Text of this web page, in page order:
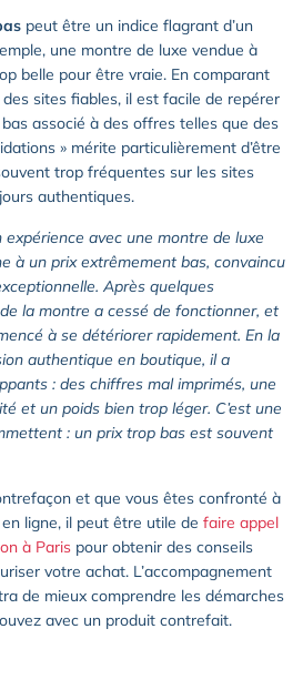
peut être un indice flagrant d’un
une montre de luxe vendue à
belle pour être vraie. En comparant
sites fiables, il est facile de repérer
associé à des offres telles que des
» mérite particulièrement d’être
trop fréquentes sur les sites
authentiques.
expérience avec une montre de luxe
à un prix extrêmement bas, convaincu
Après quelques
la montre a cessé de fonctionner, et
à se détériorer rapidement. En la
authentique en boutique, il a
: des chiffres mal imprimés, une
et un poids bien trop léger. C’est une
: un prix trop bas est souvent
et que vous êtes confronté à
ligne, il peut être utile de faire appel
à Paris pour obtenir des conseils
votre achat. L’accompagnement
de mieux comprendre les démarches
avec un produit contrefait.